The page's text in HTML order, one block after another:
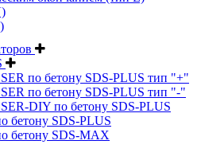
по бетону SDS-PLUS тип "+"
по бетону SDS-PLUS тип "-"
DIY по бетону SDS-PLUS
бетону SDS-PLUS
бетону SDS-MAX